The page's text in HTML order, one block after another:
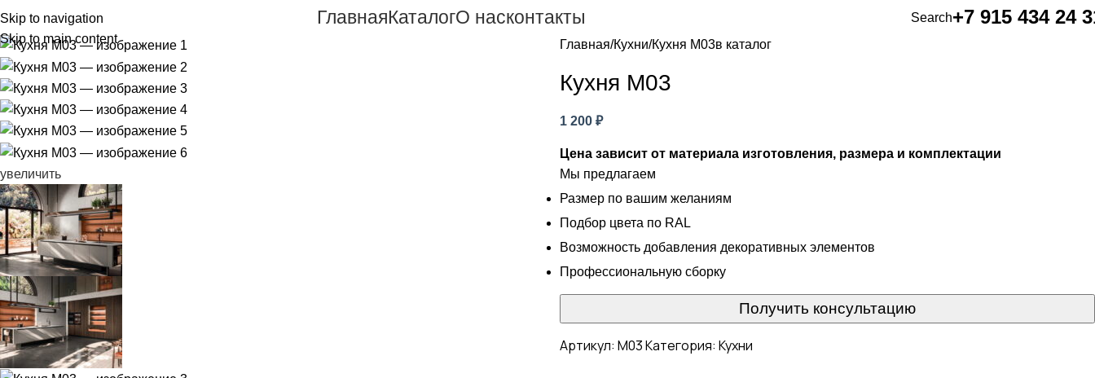
Skip to navigation
Skip to main content
ГлавнаяКаталогО насконтакты Search+7 915 434 24
увеличить
Главная Кухни Кухня М03в каталог
Кухня М03
1 200 ₽
Цена зависит от материала изготовления, размера и комплектации
Мы предлагаем
Размер по вашим желаниям
Подбор цвета по RAL
Возможность добавления декоративных элементов
Профессиональную сборку
Получить консультацию
Артикул: М03Категория: Кухни